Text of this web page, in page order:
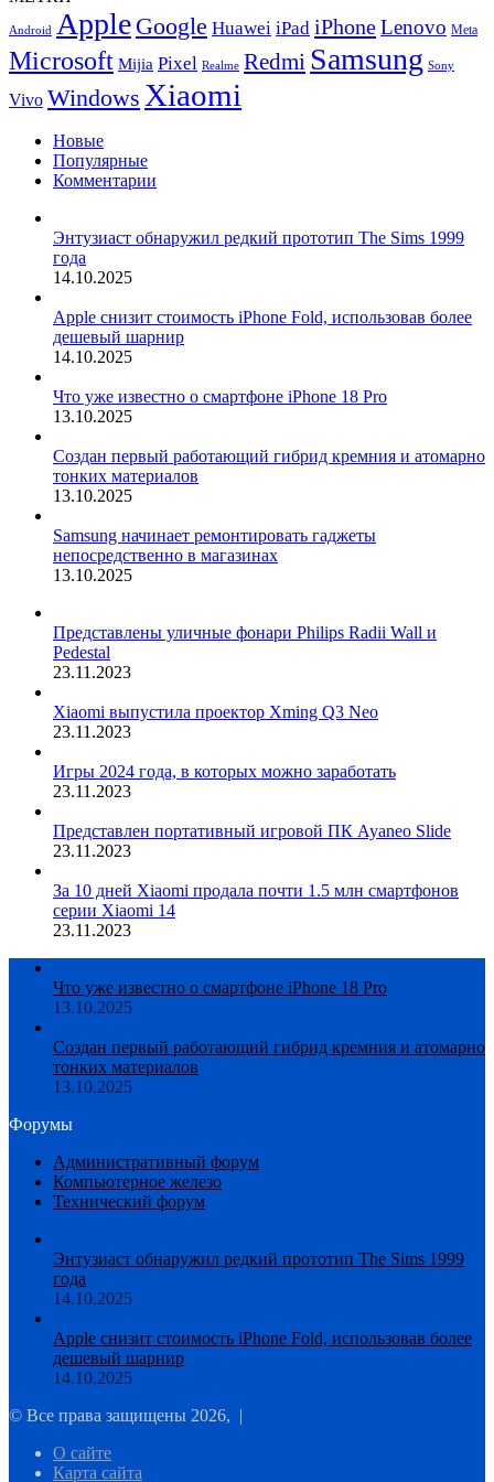
взорвался,
но
Xiaomi
отказывается
вину
Android Apple Google Huawei iPad iPhoneLenovo Meta
Microsoft Mijia Pixel Realme Redmi Samsung Sony
Vivo Windows Xiaomi
Новые
Популярные
Комментарии
Энтузиаст обнаружил редкий прототип The Sims 1999
года
14.10.2025
Apple снизит стоимость iPhone Fold, использовав более
дешевый шарнир
14.10.2025
Что уже известно о смартфоне iPhone 18 Pro
13.10.2025
Создан первый работающий гибрид кремния и атомарно
тонких материалов
13.10.2025
Samsung начинает ремонтировать гаджеты
непосредственно в магазинах
13.10.2025
Представлены уличные фонари Philips Radii Wall и
Pedestal
23.11.2023
Xiaomi выпустила проектор Xming Q3 Neo
23.11.2023
Игры 2024 года, в которых можно заработать
23.11.2023
Представлен портативный игровой ПК Ayaneo Slide
23.11.2023
За 10 дней Xiaomi продала почти 1.5 млн смартфонов
серии Xiaomi 14
23.11.2023
Что уже известно о смартфоне iPhone 18 Pro
13.10.2025
Создан первый работающий гибрид кремния и атомарно
тонких материалов
13.10.2025
Форумы
Административный форум
Компьютерное железо
Технический форум
Энтузиаст обнаружил редкий прототип The Sims 1999
года
14.10.2025
Apple снизит стоимость iPhone Fold, использовав более
дешевый шарнир
14.10.2025
© Все права защищены 2026, |
О сайте
Карта сайта